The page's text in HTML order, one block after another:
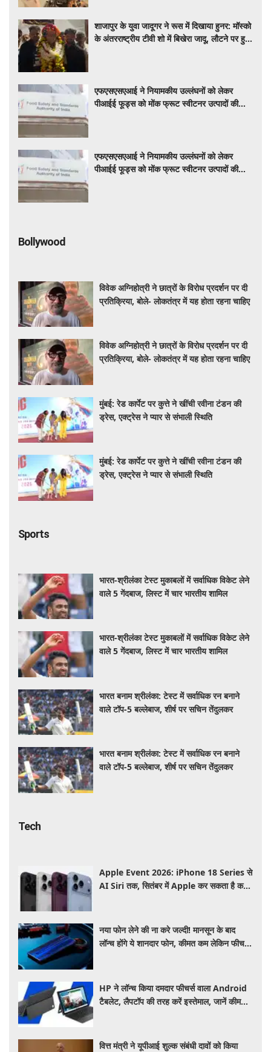
शाजापुर के युवा जादूगर ने रूस में दिखाया हुनर: मॉस्को
के अंतरराष्ट्रीय टीवी शो में बिखेरा जादू, लौटने पर हुआ
एफएसएसएआई ने नियामकीय उल्लंघनों को लेकर
पीआईई फूड्स को मोंक फ्रूट स्वीटनर उत्पादों की
एफएसएसएआई ने नियामकीय उल्लंघनों को लेकर
पीआईई फूड्स को मोंक फ्रूट स्वीटनर उत्पादों की
Bollywood
विवेक अग्निहोत्री ने छात्रों के विरोध प्रदर्शन पर दी
प्रतिक्रिया, बोले- लोकतंत्र में यह होता रहना चाहिए
विवेक अग्निहोत्री ने छात्रों के विरोध प्रदर्शन पर दी
प्रतिक्रिया, बोले- लोकतंत्र में यह होता रहना चाहिए
मुंबई: रेड कार्पेट पर कुत्ते ने खींची रवीना टंडन की
ड्रेस, एक्ट्रेस ने प्यार से संभाली स्थिति
मुंबई: रेड कार्पेट पर कुत्ते ने खींची रवीना टंडन की
ड्रेस, एक्ट्रेस ने प्यार से संभाली स्थिति
Sports
भारत-श्रीलंका टेस्ट मुकाबलों में सर्वाधिक विकेट लेने
वाले 5 गेंदबाज, लिस्ट में चार भारतीय शामिल
भारत-श्रीलंका टेस्ट मुकाबलों में सर्वाधिक विकेट लेने
वाले 5 गेंदबाज, लिस्ट में चार भारतीय शामिल
भारत बनाम श्रीलंका: टेस्ट में सर्वाधिक रन बनाने
वाले टॉप-5 बल्लेबाज, शीर्ष पर सचिन तेंदुलकर
भारत बनाम श्रीलंका: टेस्ट में सर्वाधिक रन बनाने
वाले टॉप-5 बल्लेबाज, शीर्ष पर सचिन तेंदुलकर
Tech
Apple Event 2026: iPhone 18 Series से
AI Siri तक, सितंबर में Apple कर सकता है कई
नया फोन लेने की ना करे जल्दी! मानसून के बाद
लॉन्च होंगे ये शानदार फोन, कीमत कम लेकिन फीचर्स
HP ने लॉन्च किया दमदार फीचर्स वाला Android
टैबलेट, लैपटॉप की तरह करें इस्तेमाल, जानें कीमत,
वित्त मंत्री ने यूपीआई शुल्क संबंधी दावों को किया